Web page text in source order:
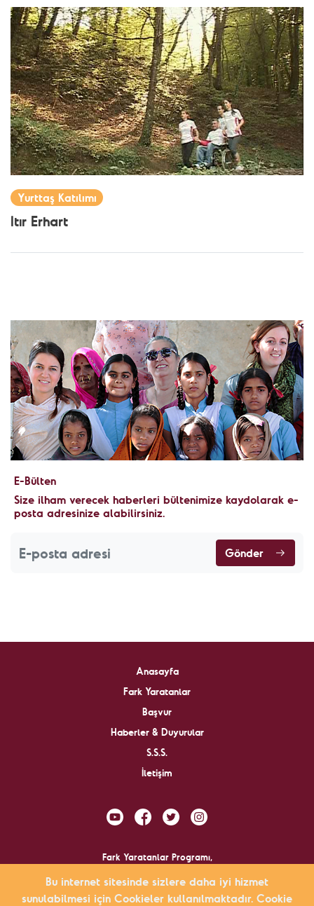
Yurttaş Katılımı
Itır Erhart
E-Bülten
Size ilham verecek haberleri bültenimize kaydolarak e-
posta adresinize alabilirsiniz.
Gönder
Anasayfa
Fark Yaratanlar
Başvur
Haberler & Duyurular
S.S.S.
İletişim
Fark Yaratanlar Programı,
tarafından yürütülmektedir.
Bu internet sitesinde sizlere daha iyi hizmet
sunulabilmesi için Cookieler kullanılmaktadır. Cookie